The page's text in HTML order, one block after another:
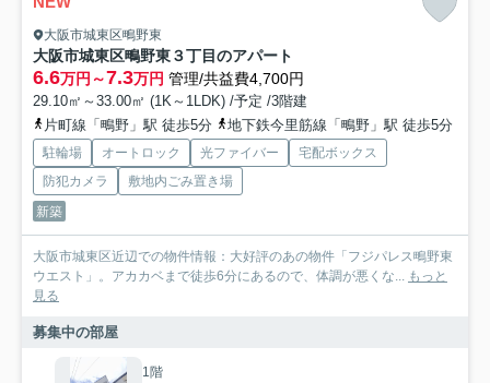
大阪市城東区鴫野東
大阪市城東区鴫野東３丁目のアパート
6.6万円～7.3万円 管理/共益費4,700円
29.10㎡～33.00㎡ (1K～1LDK) /予定 /3階建
片町線「鴫野」駅 徒歩5分
地下鉄今里筋線「鴫野」駅 徒歩5分
駐輪場 オートロック 光ファイバー
宅配ボックス
防犯カメラ
敷地内ごみ置き場
新築
大阪市城東区近辺での物件情報：大好評のあの物件「フジパレス鴫野東
ウエスト」。アカカベまで徒歩6分にあるので、体調が悪くな... もっと
見る
募集中の部屋
1階